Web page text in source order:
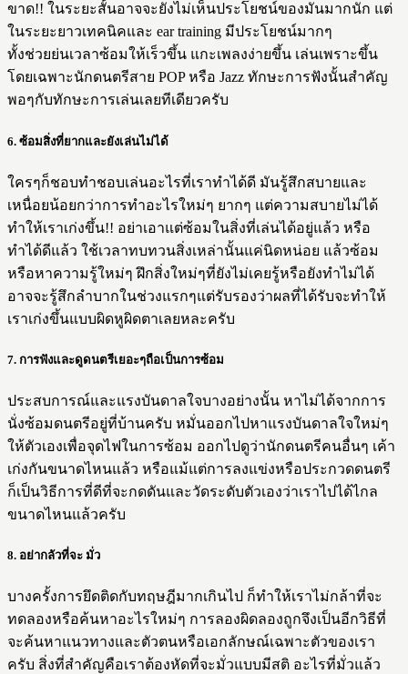
ขาด!! ในระยะสั้นอาจจะยังไม่เห็นประโยชน์ของมันมากนัก แต่
ในระยะยาวเทคนิคและ ear training มีประโยชน์มากๆ
ทั้งช่วยย่นเวลาซ้อมให้เร็วขึ้น แกะเพลงง่ายขึ้น เล่นเพราะขึ้น
โดยเฉพาะนักดนตรีสาย POP หรือ Jazz ทักษะการฟังนั้นสำคัญ
พอๆกับทักษะการเล่นเลยทีเดียวครับ
6. ซ้อมสิ่งที่ยากและยังเล่นไม่ได้
ใครๆก็ชอบทำชอบเล่นอะไรที่เราทำได้ดี มันรู้สึกสบายและ
เหนื่อยน้อยกว่าการทำอะไรใหม่ๆ ยากๆ แต่ความสบายไม่ได้
ทำให้เราเก่งขึ้น!! อย่าเอาแต่ซ้อมในสิ่งที่เล่นได้อยู่แล้ว หรือ
ทำได้ดีแล้ว ใช้เวลาทบทวนสิ่งเหล่านั้นแค่นิดหน่อย แล้วซ้อม
หรือหาความรู้ใหม่ๆ ฝึกสิ่งใหม่ๆที่ยังไม่เคยรู้หรือยังทำไม่ได้
อาจจะรู้สึกลำบากในช่วงแรกๆแต่รับรองว่าผลที่ได้รับจะทำให้
เราเก่งขึ้นแบบผิดหูผิดตาเลยหละครับ
7. การฟังและดูดนตรีเยอะๆถือเป็นการซ้อม
ประสบการณ์และแรงบันดาลใจบางอย่างนั้น หาไม่ได้จากการ
นั่งซ้อมดนตรีอยู่ที่บ้านครับ หมั่นออกไปหาแรงบันดาลใจใหม่ๆ
ให้ตัวเองเพื่อจุดไฟในการซ้อม ออกไปดูว่านักดนตรีคนอื่นๆ เค้า
เก่งกันขนาดไหนแล้ว หรือแม้แต่การลงแข่งหรือประกวดดนตรี
ก็เป็นวิธีการที่ดีที่จะกดดันและวัดระดับตัวเองว่าเราไปได้ไกล
ขนาดไหนแล้วครับ
8. อย่ากลัวที่จะ มั่ว
บางครั้งการยึดติดกับทฤษฎีมากเกินไป ก็ทำให้เราไม่กล้าที่จะ
ทดลองหรือค้นหาอะไรใหม่ๆ การลองผิดลองถูกจึงเป็นอีกวิธีที่
จะค้นหาแนวทางและตัวตนหรือเอกลักษณ์เฉพาะตัวของเรา
ครับ สิ่งที่สำคัญคือเราต้องหัดที่จะมั่วแบบมีสติ อะไรที่มั่วแล้ว